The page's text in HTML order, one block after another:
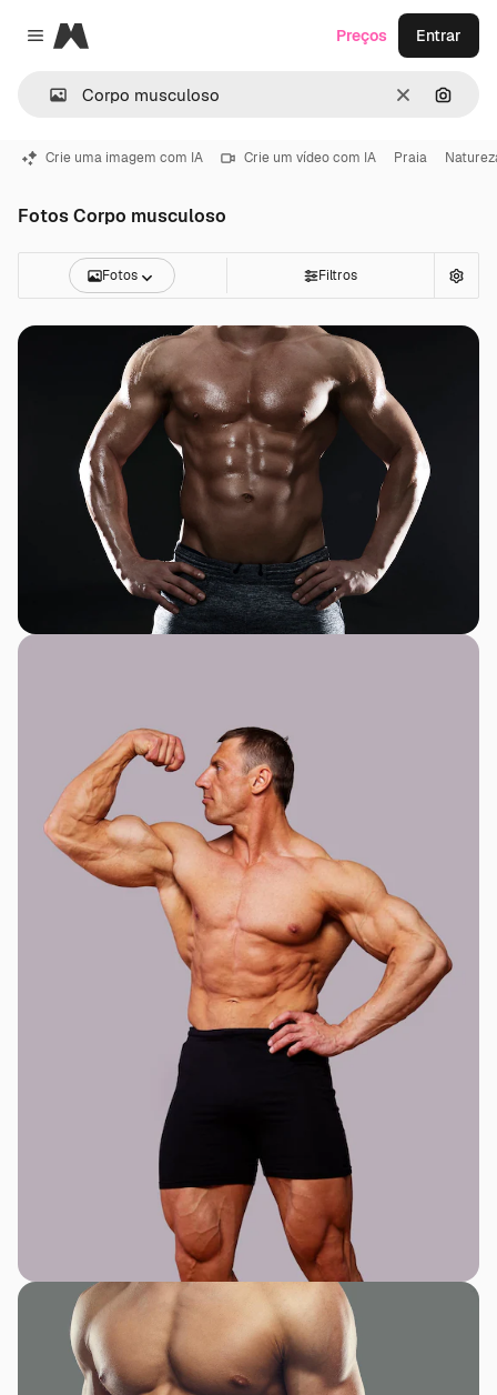
Close menu
Magnific
Limpar
Preços Entrar
Crie uma imagem com IA Crie um vídeo com IA Praia
Fotos Corpo musculoso
Fotos Filtros